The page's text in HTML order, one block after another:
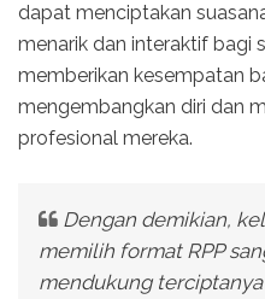
dapat menciptakan
menarik dan interaktif bagi
memberikan kesempatan
mengembangkan diri dan
profesional mereka.
Dengan demikian,
memilih format RPP
mendukung